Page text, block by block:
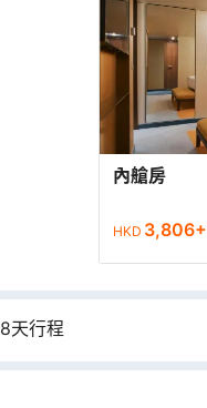
內艙房
HKD 3,806+
8天行程